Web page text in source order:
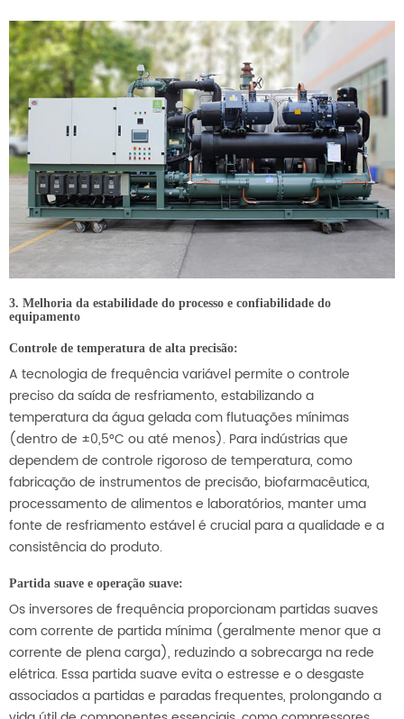
3. Melhoria da estabilidade do processo e confiabilidade do
equipamento
Controle de temperatura de alta precisão:
A tecnologia de frequência variável permite o controle
preciso da saída de resfriamento, estabilizando a
temperatura da água gelada com flutuações mínimas
(dentro de ±0,5°C ou até menos). Para indústrias que
dependem de controle rigoroso de temperatura, como
fabricação de instrumentos de precisão, biofarmacêutica,
processamento de alimentos e laboratórios, manter uma
fonte de resfriamento estável é crucial para a qualidade e a
consistência do produto.
Partida suave e operação suave:
Os inversores de frequência proporcionam partidas suaves
com corrente de partida mínima (geralmente menor que a
corrente de plena carga), reduzindo a sobrecarga na rede
elétrica. Essa partida suave evita o estresse e o desgaste
associados a partidas e paradas frequentes, prolongando a